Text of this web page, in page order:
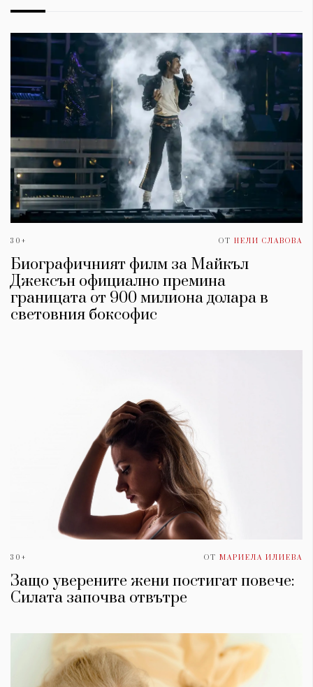
30+ ОТ НЕЛИ СЛАВОВА
Биографичният филм за Майкъл
Джексън официално премина
границата от 900 милиона долара в
световния боксофис
30+ ОТ МАРИЕЛА ИЛИЕВА
Защо уверените жени постигат повече:
Силата започва отвътре